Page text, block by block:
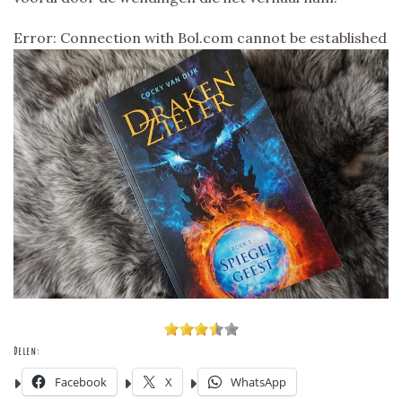
Error: Connection with Bol.com cannot be established
Delen:
Facebook X WhatsApp